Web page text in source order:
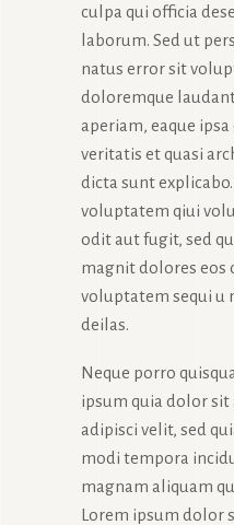
culpa qui officia
laborum. Sed ut
natus error sit
doloremque
aperiam, eaque
veritatis et quasi
dicta sunt
voluptatem qiui
odit aut fugit, sed
magnit dolores eos
voluptatem sequi u
deilas.
Neque porro
ipsum quia dolor sit
adipisci velit, sed
modi tempora
magnam aliquam
Lorem ipsum dolor